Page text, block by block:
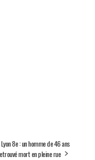
Lyon 8e : un homme de 46 ans
mort en pleine rue